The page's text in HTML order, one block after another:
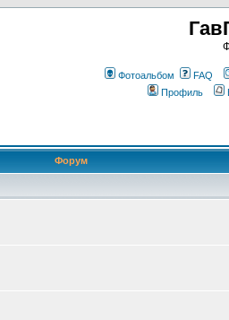
Фотоальбом FAQ
Профиль
Форум